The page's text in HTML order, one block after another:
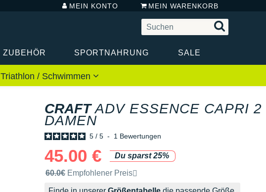
MEIN KONTO MEIN WARENKORB
ZUBEHÖR SPORTNAHRUNG SALE
Triathlon / Schwimmen
CRAFT ADV ESSENCE CAPRI 2
DAMEN
5 / 5 - 1 Bewertungen
45.00 €
Du sparst 25%
Unverbindliche Preisempfehlung der Marke
60.0€ Empfohlener Preis